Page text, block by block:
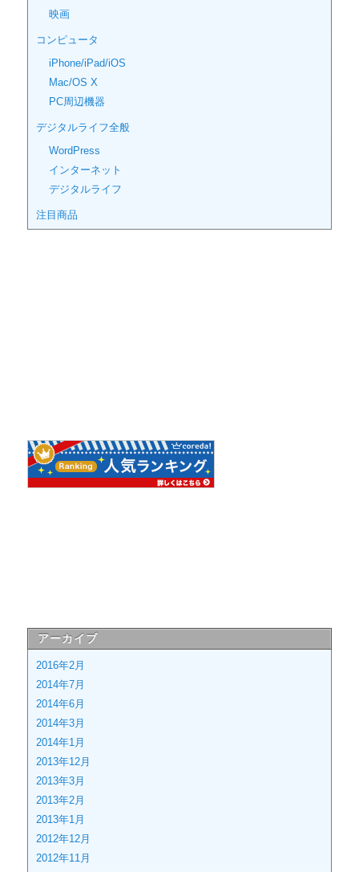
映画
コンピュータ
iPhone/iPad/iOS
Mac/OS X
PC周辺機器
デジタルライフ全般
WordPress
インターネット
デジタルライフ
注目商品
アーカイブ
2016年2月
2014年7月
2014年6月
2014年3月
2014年1月
2013年12月
2013年3月
2013年2月
2013年1月
2012年12月
2012年11月